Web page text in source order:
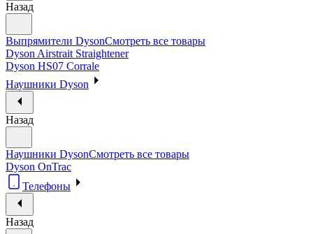
Назад
Выпрямители DysonСмотреть все товары
Dyson Airstrait Straightener
Dyson HS07 Corrale
Наушники Dyson
Назад
Наушники DysonСмотреть все товары
Dyson OnTrac
Телефоны
Назад